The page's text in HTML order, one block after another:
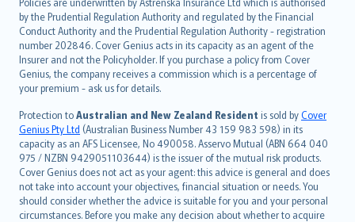
by the Prudential Regulation Authority and regulated by the Financial
Conduct Authority and the Prudential Regulation Authority - registration
number 202846. Cover Genius acts in its capacity as an agent of the
Insurer and not the Policyholder. If you purchase a policy from Cover
Genius, the company receives a commission which is a percentage of
your premium - ask us for details.
Protection toAustralian and New Zealand Resident is sold byCover
Genius Pty Ltd (Australian Business Number 43 159 983 598) in its
capacity as an AFS Licensee, No 490058. Asservo Mutual (ABN 664 040
975 / NZBN 9429051103644) is the issuer of the mutual risk products.
Cover Genius does not act as your agent: this advice is general and does
not take into account your objectives, financial situation or needs. You
should consider whether the advice is suitable for you and your personal
circumstances. Before you make any decision about whether to acquire
dansk
norsk
suomi
العربيّة
Türkçe
česky
Русский
ภาษาไทย
български
català
Hrvatski